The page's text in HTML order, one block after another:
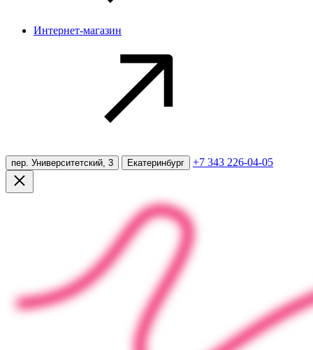
Интернет-магазин
пер. Университетский, 3 Екатеринбург +7 343 226-04-05